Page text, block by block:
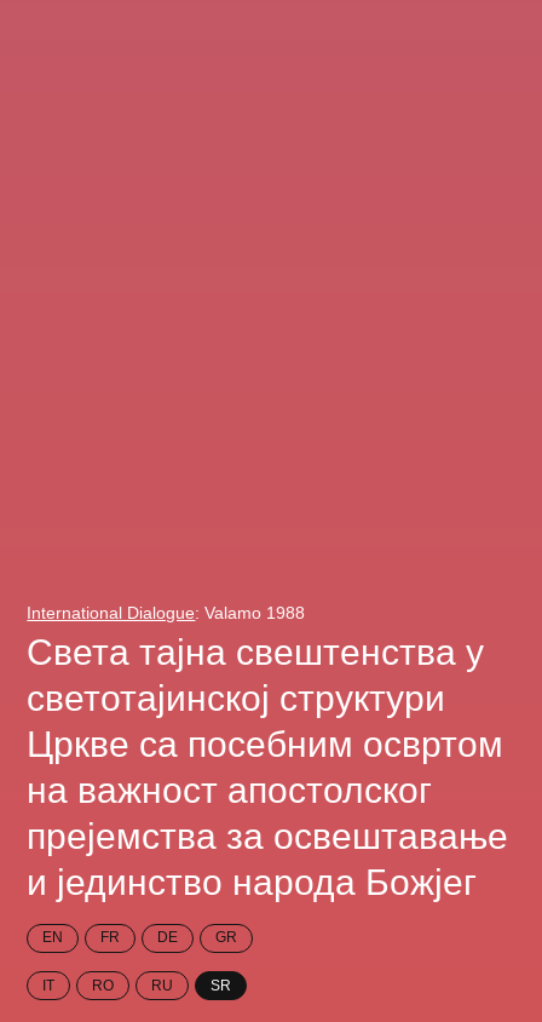
International Dialogue: Valamo 1988
Света тајна свештенства у
светотајинској структури
Цркве са посебним освртом
на важност апостолског
прејемства за освештавање
и јединство народа Божјег
EN FR DE GR
IT RO RU SR